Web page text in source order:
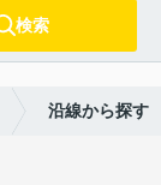
検索
沿線から探す